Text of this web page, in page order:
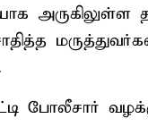
அருகிலுள்ள
போலீசார்